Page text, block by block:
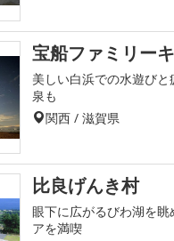
宝船ファミリー
美しい白浜での水遊び
泉も
関西 / 滋賀県
比良げんき村
眼下に広がるびわ湖を眺
アを満喫